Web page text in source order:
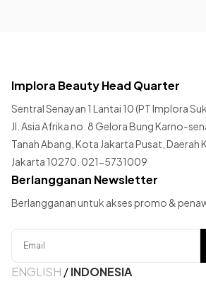
Implora Beauty Head Quarter
Sentral Senayan 1 Lantai 10 (PT Implora
Jl. Asia Afrika no. 8 Gelora Bung Karno-
Tanah Abang, Kota Jakarta Pusat, Daerah
Jakarta 10270. 021-5731009
Berlangganan Newsletter
Berlangganan untuk akses promo &
ENGLISH /INDONESIA